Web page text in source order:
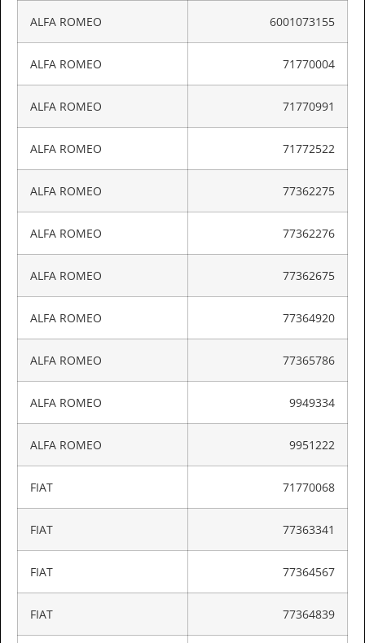
ALFA ROMEO 6001073155
ALFA ROMEO 71770004
ALFA ROMEO 71770991
ALFA ROMEO 71772522
ALFA ROMEO 77362275
ALFA ROMEO 77362276
ALFA ROMEO 77362675
ALFA ROMEO 77364920
ALFA ROMEO 77365786
ALFA ROMEO 9949334
ALFA ROMEO 9951222
FIAT 71770068
FIAT 77363341
FIAT 77364567
FIAT 77364839